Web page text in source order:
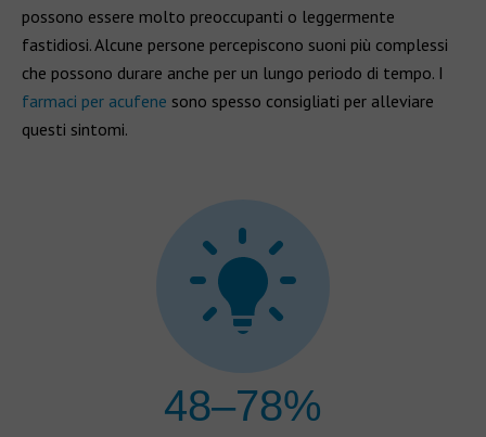
possono essere molto preoccupanti o leggermente
fastidiosi. Alcune persone percepiscono suoni più complessi
che possono durare anche per un lungo periodo di tempo. I
farmaci per acufene sono spesso consigliati per alleviare
questi sintomi.
48–78%